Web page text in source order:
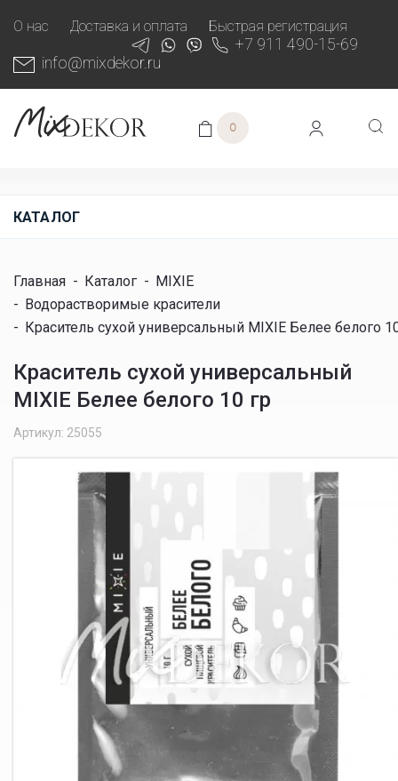
О нас Доставка и оплата Быстрая регистрация
+7 911 490-15-69
info@mixdekor.ru
0
КАТАЛОГ
Главная - Каталог - MIXIE
- Водорастворимые красители
- Краситель сухой универсальный MIXIE Белее белого
Краситель сухой универсальный
MIXIE Белее белого 10 гр
Артикул: 25055